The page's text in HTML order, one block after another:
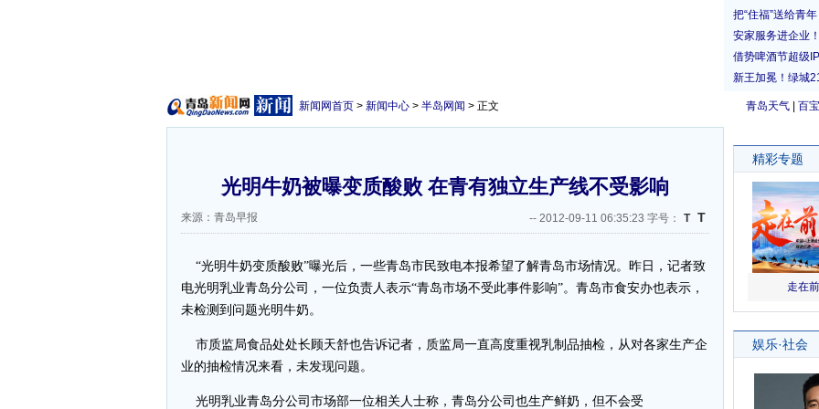
青岛天气 百
新闻网首页 > 新闻中心 > 半岛网闻 > 正文
光明牛奶被曝变质酸败 在青有独立生产线不受影响
来源：青岛早报 -- 2012-09-11 06:35:23 字号： T T
“光明牛奶变质酸败”曝光后，一些青岛市民致电本报希望了解青岛市场情况。昨日，记者致
电光明乳业青岛分公司，一位负责人表示“青岛市场不受此事件影响”。青岛市食安办也表示，
未检测到问题光明牛奶。
市质监局食品处处长顾天舒也告诉记者，质监局一直高度重视乳制品抽检，从对各家生产企
业的抽检情况来看，未发现问题。
光明乳业青岛分公司市场部一位相关人士称，青岛分公司也生产鲜奶，但不会受